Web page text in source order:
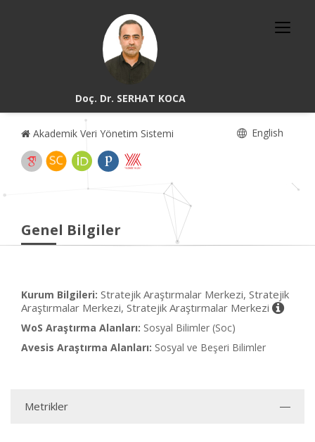
Doç. Dr. SERHAT KOCA
Akademik Veri Yönetim Sistemi English
Genel Bilgiler
Kurum Bilgileri: Stratejik Araştırmalar Merkezi, Stratejik
Araştırmalar Merkezi, Stratejik Araştırmalar Merkezi
WoS Araştırma Alanları: Sosyal Bilimler (Soc)
Avesis Araştırma Alanları: Sosyal ve Beşeri Bilimler
Metrikler